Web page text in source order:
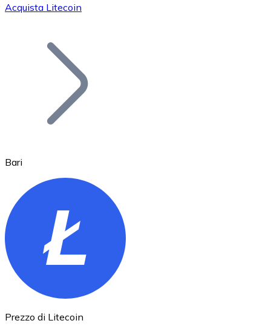
Bitcoin
Ethereum
ETH
Acquista Litecoin
Bari
Prezzo di Litecoin